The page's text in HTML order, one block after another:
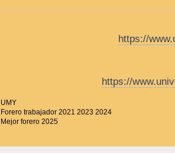
https://
https://
UMY
Forero trabajador 2021 2023 2024
Mejor forero 2025